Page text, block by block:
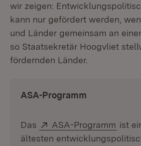
wir zeigen:
kann nur gefördert werden,
und Länder gemeinsam an
so Staatsekretär Hoogvliet
fördernden Länder.
ASA-Programm
Das Extern:
ASA-Programm ist
ältesten